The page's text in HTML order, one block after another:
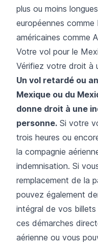
plus ou moins
européennes comme
américaines comme
Votre vol pour le
Vérifiez votre droit à
Un vol retardé ou
Mexique ou du
donne droit à une
personne. Si votre
trois heures ou
la compagnie
indemnisation. Si
remplacement de la
pouvez également
intégral de vos billets
ces démarches
aérienne ou vous